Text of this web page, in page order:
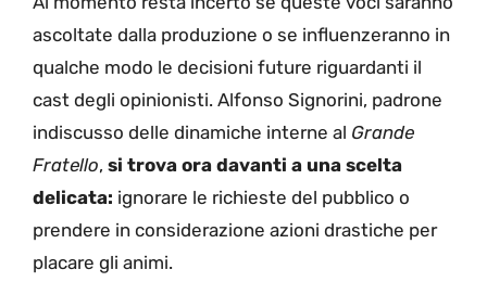
ascoltate dalla produzione o se influenzeranno in
qualche modo le decisioni future riguardanti il
cast degli opinionisti. Alfonso Signorini, padrone
indiscusso delle dinamiche interne al Grande
Fratello, si trova ora davanti a una scelta
delicata: ignorare le richieste del pubblico o
prendere in considerazione azioni drastiche per
placare gli animi.